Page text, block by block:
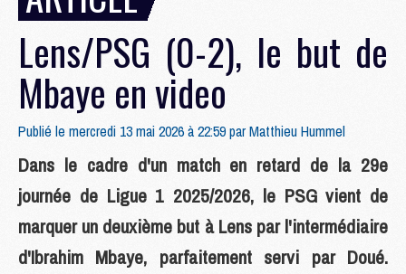
Lens/PSG (0-2), le but de
Mbaye en video
Publié le mercredi 13 mai 2026 à 22:59 parMatthieu Hummel
Dans le cadre d'un match en retard de la 29e
journée de Ligue 1 2025/2026, le PSG vient de
marquer un deuxième but à Lens par l'intermédiaire
d'Ibrahim Mbaye, parfaitement servi par Doué.